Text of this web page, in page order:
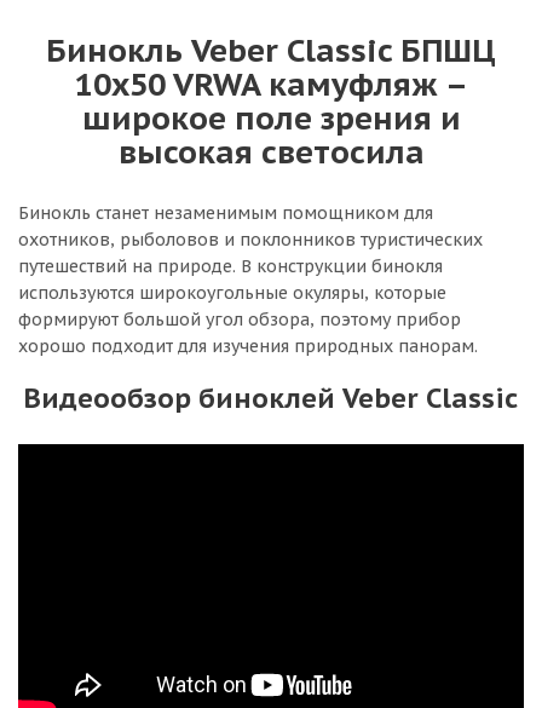
Бинокль Veber Classic БПШЦ
10x50 VRWA камуфляж –
широкое поле зрения и
высокая светосила
Бинокль станет незаменимым помощником для
охотников, рыболовов и поклонников туристических
путешествий на природе. В конструкции бинокля
используются широкоугольные окуляры, которые
формируют большой угол обзора, поэтому прибор
хорошо подходит для изучения природных панорам.
Видеообзор биноклей Veber Classic